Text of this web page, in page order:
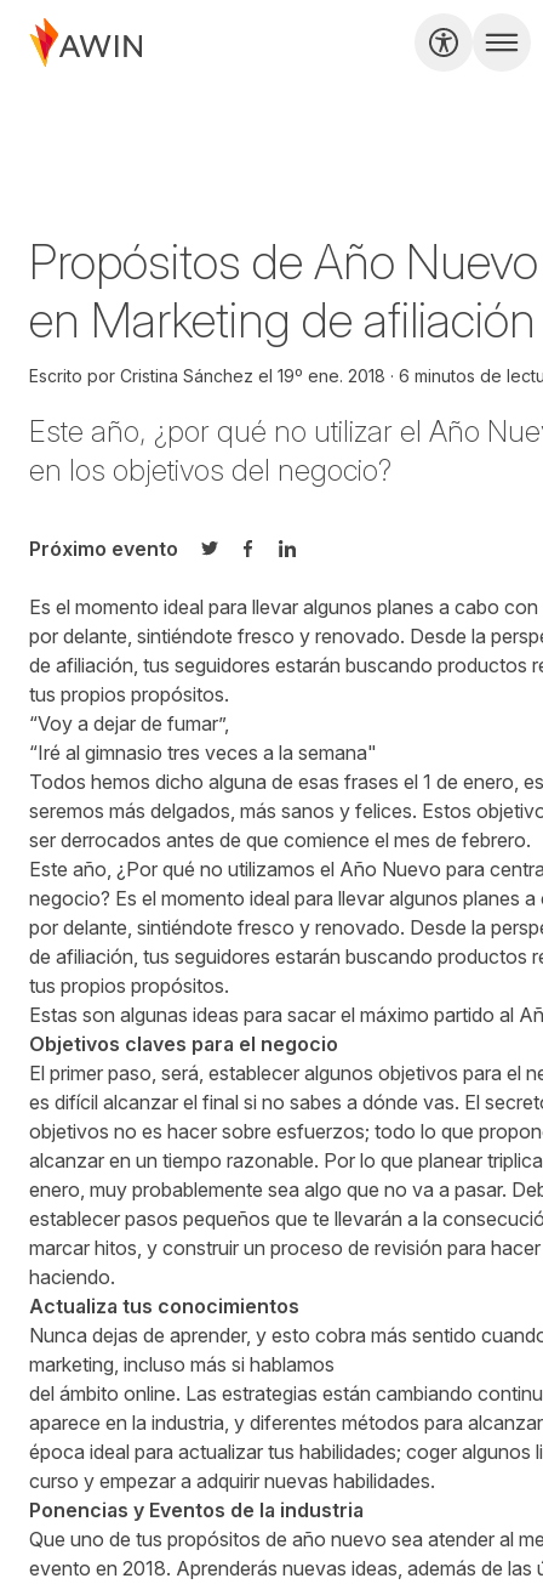
Propósitos de Año Nuevo
en Marketing de afiliación
Escrito por Cristina Sánchez el 19º ene. 2018 6 minutos de
Este año, ¿ por qué no utilizar el Año
en los objetivos del negocio?
Próximo evento
Compartir en Twitter
Compartir en Facebook
Compartir en LinkedIn
Es el momento ideal para llevar algunos planes a cabo
por delante, sintiéndote fresco y renovado. Desde la
de afiliación, tus seguidores estarán buscando productos
tus propios propósitos.
“Voy a dejar de fumar”,
“Iré al gimnasio tres veces a la semana"
Todos hemos dicho alguna de esas frases el 1 de enero,
seremos más delgados, más sanos y felices. Estos
ser derrocados antes de que comience el mes de febrero.
Este año, ¿Por qué no utilizamos el Año Nuevo para
negocio? Es el momento ideal para llevar algunos planes
por delante, sintiéndote fresco y renovado. Desde la
de afiliación, tus seguidores estarán buscando productos
tus propios propósitos.
Estas son algunas ideas para sacar el máximo partido al
Objetivos claves para el negocio
El primer paso, será, establecer algunos objetivos para el
es difícil alcanzar el final si no sabes a dónde vas. El
objetivos no es hacer sobre esfuerzos; todo lo que
alcanzar en un tiempo razonable. Por lo que planear
enero, muy probablemente sea algo que no va a pasar.
establecer pasos pequeños que te llevarán a la
marcar hitos, y construir un proceso de revisión para
haciendo.
Actualiza tus conocimientos
Nunca dejas de aprender, y esto cobra más sentido
marketing, incluso más si hablamos
del ámbito online. Las estrategias están cambiando
aparece en la industria, y diferentes métodos para
época ideal para actualizar tus habilidades; coger algunos
curso y empezar a adquirir nuevas habilidades.
Ponencias y Eventos de la industria
Que uno de tus propósitos de año nuevo sea atender al
evento en 2018. Aprenderás nuevas ideas, además de las